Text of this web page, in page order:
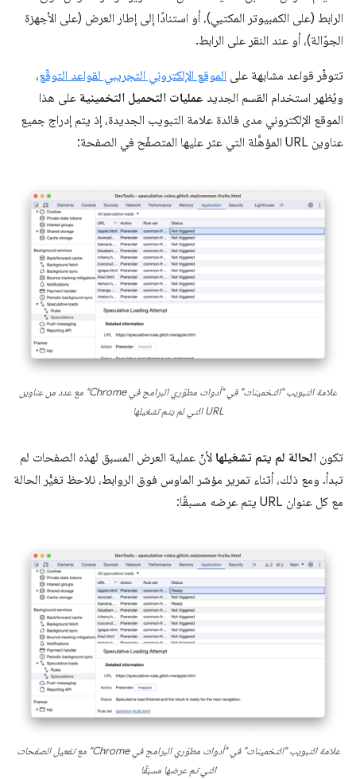
الرابط (على الكمبيوتر المكتبي)، أو استنادًا إلى إطار العرض (على الأجهزة
الجوّالة)، أو عند النقر على الرابط.
تتوفّر قواعد مشابهة على الموقع الإلكتروني التجريبي لقواعد التوقّع،
ويُظهر استخدام القسم الجديد عمليات التحميل التخمينية على هذا
الموقع الإلكتروني مدى فائدة علامة التبويب الجديدة، إذ يتم إدراج جميع
عناوين URL المؤهَّلة التي عثر عليها المتصفّح في الصفحة:
علامة التبويب "التخمينات" في "أدوات مطوّري البرامج في Chrome" مع عدد من عناوين
URL التي لم يتم تشغيلها
تكون الحالة لم يتم تشغيلها لأنّ عملية العرض المسبق لهذه الصفحات لم
تبدأ. ومع ذلك، أثناء تمرير مؤشر الماوس فوق الروابط، نلاحظ تغيُّر الحالة
مع كل عنوان URL يتم عرضه مسبقًا:
علامة التبويب "التخمينات" في "أدوات مطوّري البرامج في Chrome" مع تفعيل الصفحات
التي تم عرضها مسبقًا